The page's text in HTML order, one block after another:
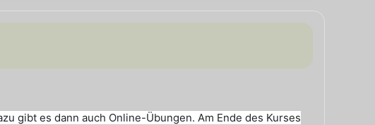
gibt es dann auch Online-Übungen. Am Ende des Kurses